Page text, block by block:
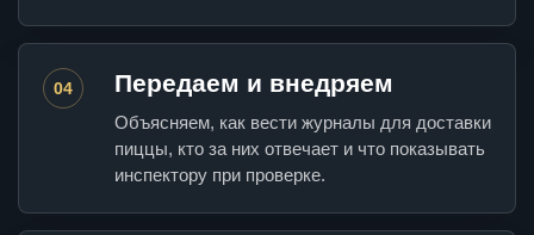
04 Передаем и внедряем
Объясняем, как вести журналы для доставки
пиццы, кто за них отвечает и что показывать
инспектору при проверке.